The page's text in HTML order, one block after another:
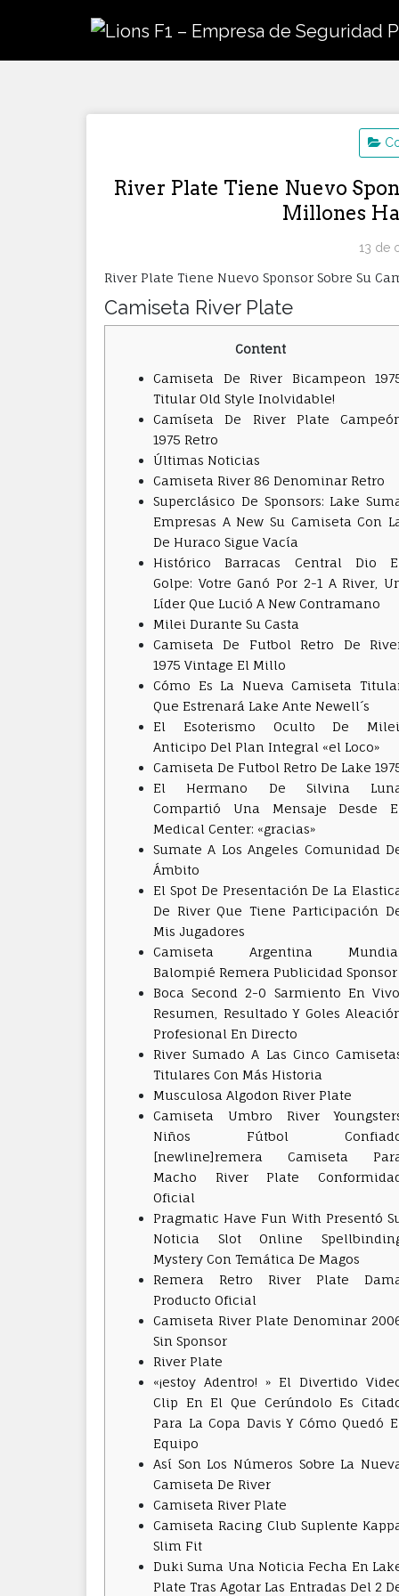
River Plate Tiene Nuevo
Millones
13 de
River Plate Tiene Nuevo Sponsor Sobre Su
Camiseta River Plate
Content
Camiseta De River Bicampeon
Titular Old Style Inolvidable!
Camíseta De River Plate
1975 Retro
Últimas Noticias
Camiseta River 86 Denominar Retro
Superclásico De Sponsors: Lake
Empresas A New Su Camiseta Con
De Huraco Sigue Vacía
Histórico Barracas Central Dio
Golpe: Votre Ganó Por 2-1 A River,
Líder Que Lució A New Contramano
Milei Durante Su Casta
Camiseta De Futbol Retro De
1975 Vintage El Millo
Cómo Es La Nueva Camiseta
Que Estrenará Lake Ante Newell´s
El Esoterismo Oculto De
Anticipo Del Plan Integral «el Loco»
Camiseta De Futbol Retro De Lake
El Hermano De Silvina
Compartió Una Mensaje Desde
Medical Center: «gracias»
Sumate A Los Angeles Comunidad
Ámbito
El Spot De Presentación De La
De River Que Tiene Participación
Mis Jugadores
Camiseta Argentina
Balompié Remera Publicidad Sponsor
Boca Second 2-0 Sarmiento En
Resumen, Resultado Y Goles
Profesional En Directo
River Sumado A Las Cinco
Titulares Con Más Historia
Musculosa Algodon River Plate
Camiseta Umbro River
Niños Fútbol
[newline]remera Camiseta
Macho River Plate
Oficial
Pragmatic Have Fun With Presentó
Noticia Slot Online
Mystery Con Temática De Magos
Remera Retro River Plate
Producto Oficial
Camiseta River Plate Denominar
Sin Sponsor
River Plate
«¡estoy Adentro! » El Divertido
Clip En El Que Cerúndolo Es
Para La Copa Davis Y Cómo Quedó
Equipo
Así Son Los Números Sobre La
Camiseta De River
Camiseta River Plate
Camiseta Racing Club Suplente
Slim Fit
Duki Suma Una Noticia Fecha En
Plate Tras Agotar Las Entradas Del 2